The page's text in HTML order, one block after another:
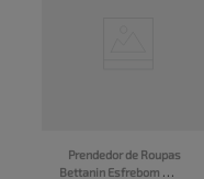
Prendedor de Roupas
Bettanin Esfrebom